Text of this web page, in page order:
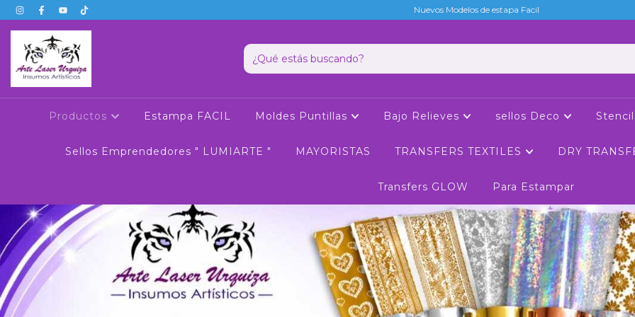
Nuevos Modelos de estapa Facil
Productos Estampa FACIL Moldes Puntillas Bajo Relieves sellos Deco
Sellos Emprendedores " LUMIARTE " MAYORISTAS TRANSFERS TEXTILES DRY
Transfers GLOW Para Estampar